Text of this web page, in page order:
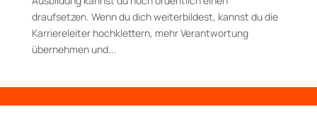
draufsetzen. Wenn du dich weiterbildest, kannst du die
Karriereleiter hochklettern, mehr Verantwortung
übernehmen und...